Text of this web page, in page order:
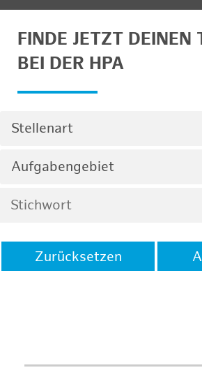
FINDE JETZT DEINEN
BEI DER HPA
Stellenart
Aufgabengebiet
Zurücksetzen